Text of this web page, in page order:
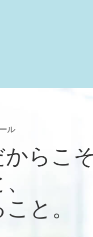
ル
からこそ
と。